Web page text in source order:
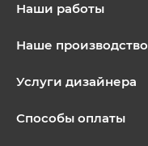
Наши работы
Наше производство
Услуги дизайнера
Способы оплаты